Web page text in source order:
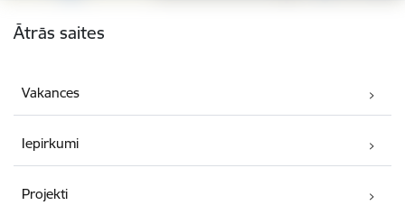
Ātrās saites
Vakances
Iepirkumi
Projekti